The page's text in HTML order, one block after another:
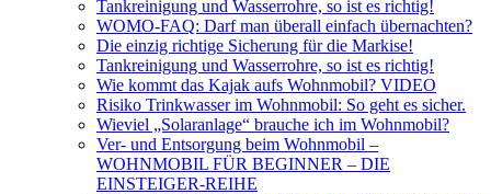
Tankreinigung und Wasserrohre, so ist es richtig!
WOMO-FAQ: Darf man überall einfach übernachten?
Die einzig richtige Sicherung für die Markise!
Tankreinigung und Wasserrohre, so ist es richtig!
Wie kommt das Kajak aufs Wohnmobil? VIDEO
Risiko Trinkwasser im Wohnmobil: So geht es sicher.
Wieviel „Solaranlage“ brauche ich im Wohnmobil?
Ver- und Entsorgung beim Wohnmobil –
WOHNMOBIL FÜR BEGINNER – DIE
EINSTEIGER-REIHE